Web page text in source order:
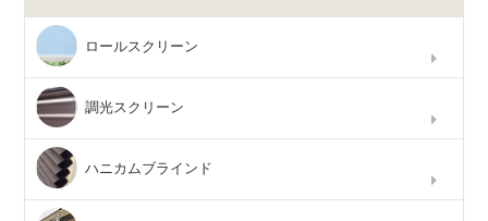
ロールスクリーン
調光スクリーン
ハニカムブラインド